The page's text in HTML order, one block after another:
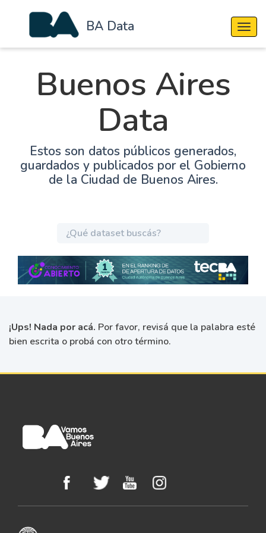
BA Data
Buenos Aires
Data
Estos son datos públicos generados,
guardados y publicados por el Gobierno
de la Ciudad de Buenos Aires.
¡Ups! Nada por acá. Por favor, revisá que la palabra esté
bien escrita o probá con otro término.